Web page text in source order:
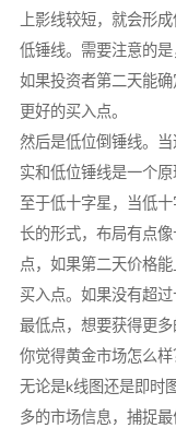
上影线较短，就会形
低锤线。需要注意的是
如果投资者第二天能
更好的买入点。
然后是低位倒锤线。
实和低位锤线是一个原
至于低十字星，当低
长的形式，布局有点
点，如果第二天价格
买入点。如果没有超
最低点，想要获得更多
你觉得黄金市场怎么样
无论是k线图还是即时
多的市场信息，捕捉